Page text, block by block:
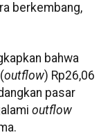
berkembang,
bahwa
outflow) Rp26,06
pasar
outflow